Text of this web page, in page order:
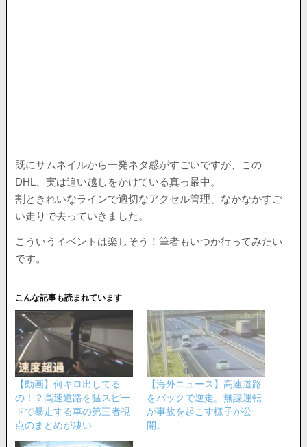
既にサムネイルから一発ネタ感がすごいですが、この
DHL、実は追い越しをかけている真っ最中。
割ときれいなラインで適切なアクセル管理、なかなかすご
い走りで去っていきました。
こういうイベントは楽しそう！筆者もいつか行ってみたい
です。
こんな記事も読まれています
【動画】何キロ出してる
の！？高速道路を猛スピー
ドで暴走する車の第三者視
点のまとめが凄い
【海外ニュース】高速道路
をバックで逆走。無謀運転
が事故を起こす様子が公
開。